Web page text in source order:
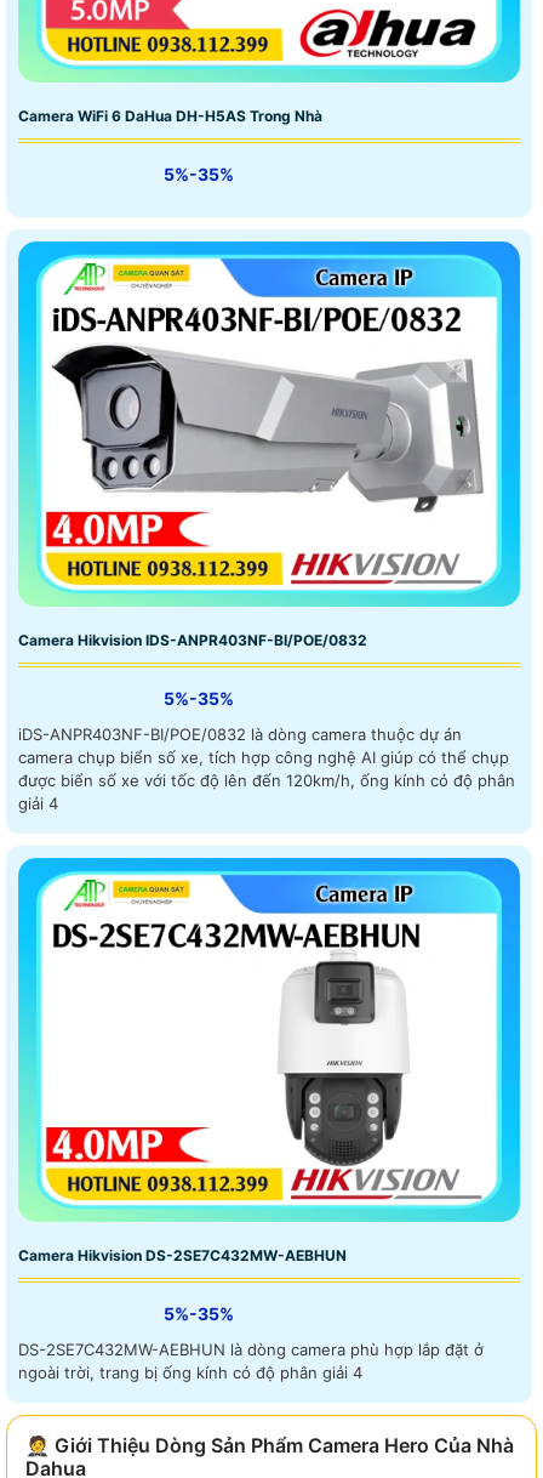
Camera WiFi 6 DaHua DH-H5AS Trong Nhà
5%-35%
Camera Hikvision IDS-ANPR403NF-BI/POE/0832
5%-35%
iDS-ANPR403NF-BI/POE/0832 là dòng camera thuộc dự án
camera chụp biển số xe, tích hợp công nghệ AI giúp có thể chụp
được biển số xe với tốc độ lên đến 120km/h, ống kính có độ phân
giải 4
Camera Hikvision DS-2SE7C432MW-AEBHUN
5%-35%
DS-2SE7C432MW-AEBHUN là dòng camera phù hợp lắp đặt ở
ngoài trời, trang bị ống kính có độ phân giải 4
🤵 Giới Thiệu Dòng Sản Phẩm Camera Hero Của Nhà
Dahua